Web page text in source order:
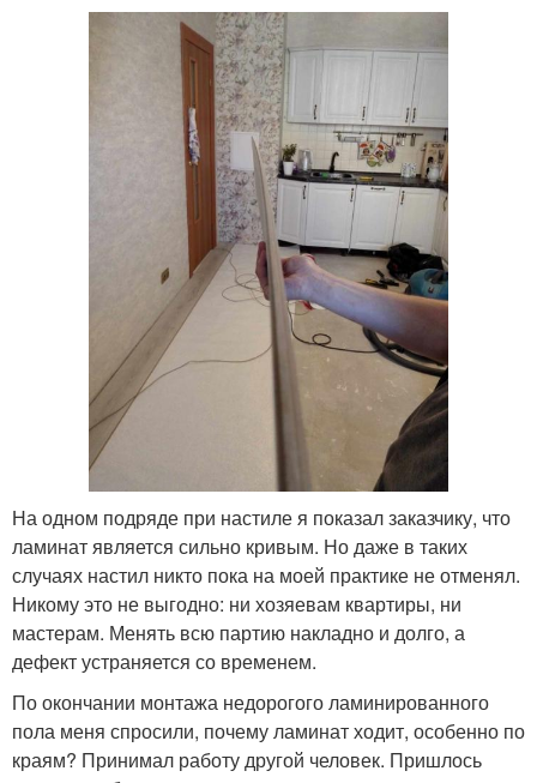
На одном подряде при настиле я показал заказчику, что
ламинат является сильно кривым. Но даже в таких
случаях настил никто пока на моей практике не отменял.
Никому это не выгодно: ни хозяевам квартиры, ни
мастерам. Менять всю партию накладно и долго, а
дефект устраняется со временем.
По окончании монтажа недорогого ламинированного
пола меня спросили, почему ламинат ходит, особенно по
краям? Принимал работу другой человек. Пришлось